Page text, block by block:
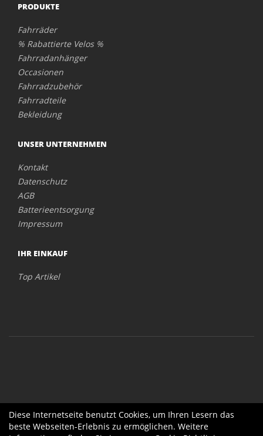
PRODUKTE
Fahrräder
% Rabattierte Velos %
Fahrradanhänger
Occasionen
Fahrradzubehör
Fahrradteile
Bekleidung
UNSER UNTERNEHMEN
Kontakt
Datenschutz
AGB
Batterieentsorgung
Impressum
IHR EINKAUF
Top Artikel
Diese Internetseite benutzt Cookies, um Ihren Lesern das
beste Webseiten-Erlebnis zu ermöglichen. Weitere